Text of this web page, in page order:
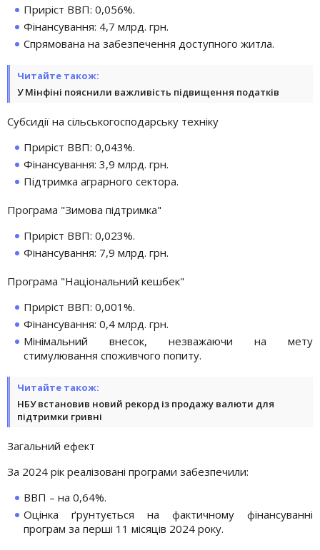
Приріст ВВП: 0,056%.
Фінансування: 4,7 млрд. грн.
Спрямована на забезпечення доступного житла.
Читайте також:
У Мінфіні пояснили важливість підвищення податків
Субсидії на сільськогосподарську техніку
Приріст ВВП: 0,043%.
Фінансування: 3,9 млрд. грн.
Підтримка аграрного сектора.
Програма "Зимова підтримка"
Приріст ВВП: 0,023%.
Фінансування: 7,9 млрд. грн.
Програма "Національний кешбек"
Приріст ВВП: 0,001%.
Фінансування: 0,4 млрд. грн.
Мінімальний внесок, незважаючи на мету
стимулювання споживчого попиту.
Читайте також:
НБУ встановив новий рекорд із продажу валюти для
підтримки гривні
Загальний ефект
За 2024 рік реалізовані програми забезпечили:
ВВП – на 0,64%.
Оцінка ґрунтується на фактичному фінансуванні
програм за перші 11 місяців 2024 року.